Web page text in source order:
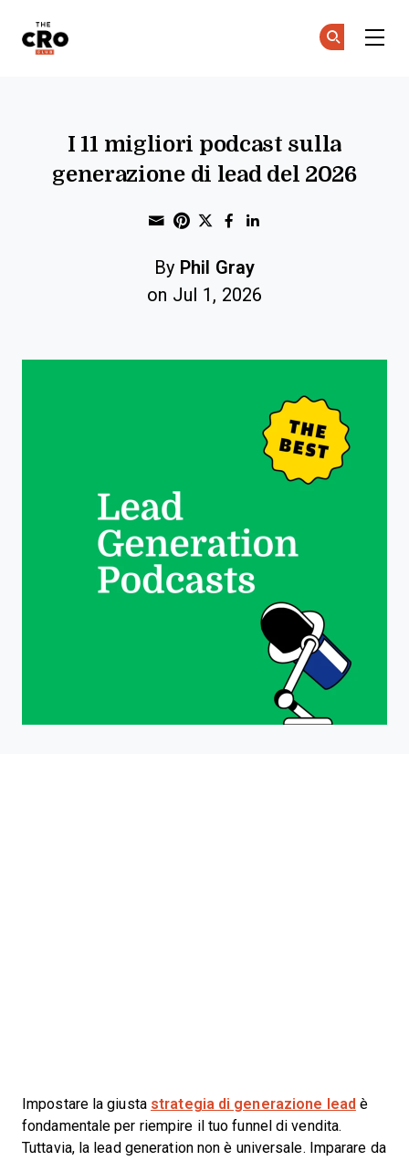
I 11 migliori podcast sulla
generazione di lead del 2026
Share through Email
Print this page
Share on Pinterest
Share on Twitter
Share on
By Phil Gray
on Jul 1, 2026
Impostare la giusta strategia di generazione lead è
fondamentale per riempire il tuo funnel di vendita.
Tuttavia, la lead generation non è universale. Imparare da